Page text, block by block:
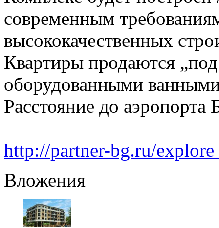
современным
высококачественных
Квартиры продаются
оборудованными
Расстояние до аэропорта
http://partner-bg.ru/
Вложения